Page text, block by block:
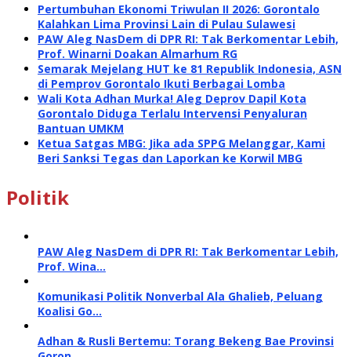
Pertumbuhan Ekonomi Triwulan II 2026: Gorontalo
Kalahkan Lima Provinsi Lain di Pulau Sulawesi
PAW Aleg NasDem di DPR RI: Tak Berkomentar Lebih,
Prof. Winarni Doakan Almarhum RG
Semarak Mejelang HUT ke 81 Republik Indonesia, ASN
di Pemprov Gorontalo Ikuti Berbagai Lomba
Wali Kota Adhan Murka! Aleg Deprov Dapil Kota
Gorontalo Diduga Terlalu Intervensi Penyaluran
Bantuan UMKM
Ketua Satgas MBG: Jika ada SPPG Melanggar, Kami
Beri Sanksi Tegas dan Laporkan ke Korwil MBG
Politik
PAW Aleg NasDem di DPR RI: Tak Berkomentar Lebih,
Prof. Wina…
Komunikasi Politik Nonverbal Ala Ghalieb, Peluang
Koalisi Go…
Adhan & Rusli Bertemu: Torang Bekeng Bae Provinsi